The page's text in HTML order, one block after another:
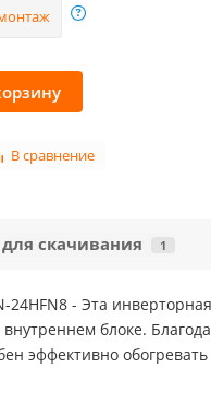
В сравнение
скачивания 1
- Эта
блоке.
эффективно